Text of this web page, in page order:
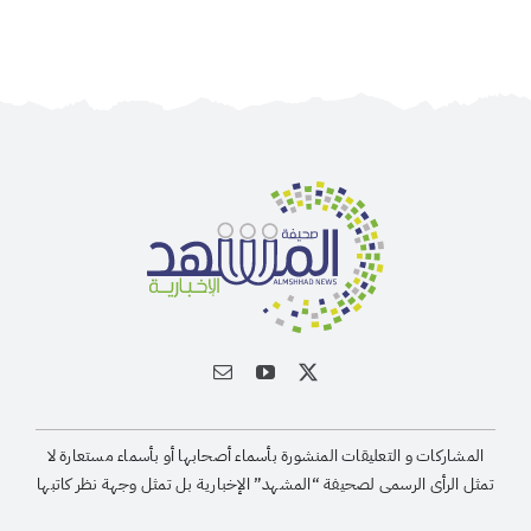
المشاركات و التعليقات المنشورة بأسماء أصحابها أو بأسماء مستعارة لا
تمثل الرأى الرسمى لصحيفة “المشهد” الإخبارية بل تمثل وجهة نظر كاتبها